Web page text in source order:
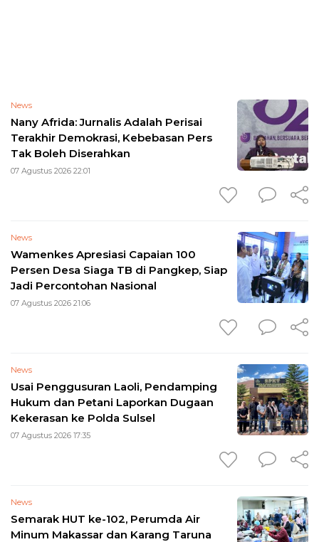
News
Nany Afrida: Jurnalis Adalah Perisai
Terakhir Demokrasi, Kebebasan Pers
Tak Boleh Diserahkan
07 Agustus 2026 22:01
News
Wamenkes Apresiasi Capaian 100
Persen Desa Siaga TB di Pangkep, Siap
Jadi Percontohan Nasional
07 Agustus 2026 21:06
News
Usai Penggusuran Laoli, Pendamping
Hukum dan Petani Laporkan Dugaan
Kekerasan ke Polda Sulsel
07 Agustus 2026 17:35
News
Semarak HUT ke-102, Perumda Air
Minum Makassar dan Karang Taruna